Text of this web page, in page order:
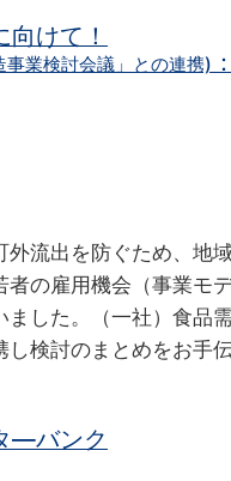
けて！
業検討会議」との連携)
流出を防ぐため、地
者の雇用機会（事業モ
ました。（一社）食品
検討のまとめをお手
―バンク